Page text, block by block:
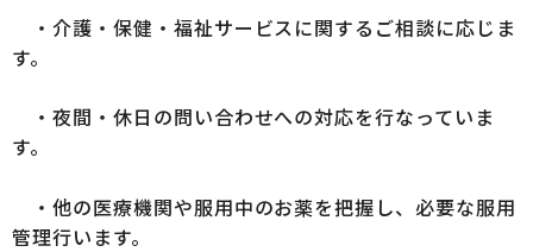
・介護・保健・福祉サービスに関するご相談に応じま
す。
・夜間・休日の問い合わせへの対応を行なっていま
す。
・他の医療機関や服用中のお薬を把握し、必要な服用
管理行います。